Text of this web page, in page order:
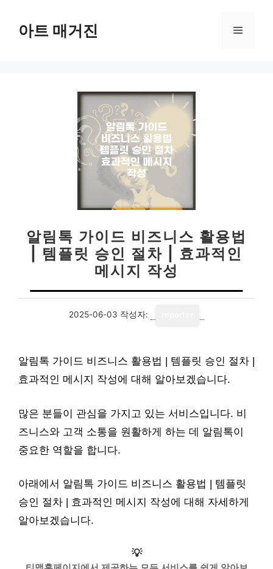
아트 매거진 메
알림톡 가이드 비즈니스 활용법
| 템플릿 승인 절차 | 효과적인
메시지 작성
2025-06-03 작성자:
알림톡 가이드 비즈니스 활용법 | 템플릿 승인 절차 |
효과적인 메시지 작성에 대해 알아보겠습니다.
많은 분들이 관심을 가지고 있는 서비스입니다. 비
즈니스와 고객 소통을 원활하게 하는 데 알림톡이
중요한 역할을 합니다.
아래에서 알림톡 가이드 비즈니스 활용법 | 템플릿
승인 절차 | 효과적인 메시지 작성에 대해 자세하게
알아보겠습니다.
💡